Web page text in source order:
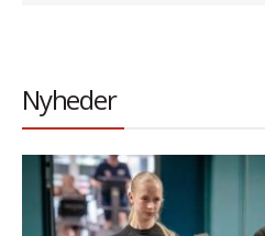
Nyheder